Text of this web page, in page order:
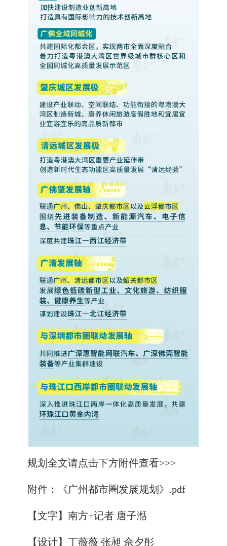
规划全文请点击下方附件查看>>>
附件： 《广州都市圈发展规划》.pdf
【文字】南方+记者 唐子湉
【设计】丁薇薇 张昶 佘夕彤